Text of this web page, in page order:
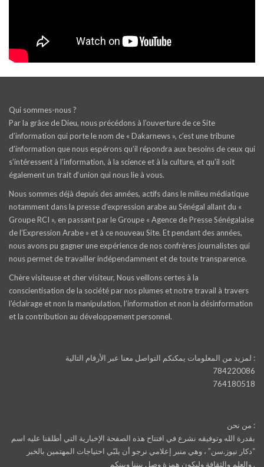
Qui sommes-nous ?
Par la grâce de Dieu, nous précédons à l’ouverture de ce Site
d’information qui porte le nom de « Dakarnews », c’est une tribune
d’information que nous espérons qu’il répondra aux besoins de ceux qui
s’intéressent à l’information, à la science et à la culture, et qu’il soit
également un trait d‘union qui nous lie à vous.
Nous sommes déjà depuis des années, actifs dans le milieu médiatique
notamment dans la presse d’expression arabe au Sénégal allant du «
Groupe RCI », en passant par le Groupe « Agence de Presse Sénégalaise
de l’Expression Arabe » et à ce nouveau Site. Et pendant des années,
nous avons pu gagner une expérience de nos confrères journalistes qui
nous permet de travailler indépendamment et de toute transparence.
Chère visiteuse et cher visiteur, Nous veillons certes à la
conscientisation de la société par nos plumes et notre travail à travers
l’éclairage et non la manipulation, l’information et non la désinformation
et la contribution au développement personnel.
لمزيد من المعلومات يمكنكم التواصل معنا عبر الأرقام التالية :
784220086
764180518
من نحن :
بقدرة الله وتوفيقه نشرع في افتتاح هذه الصفحة الإخبارية التي أطلقنا عليه اسم
“دكار نيوز.سن” ، وهي منبر إعلامي نرجو أن يلبّي احتياجات المهتمين بالخبر
والعلم والثقافة وليكون همزة وصل بيننا وبينكم .